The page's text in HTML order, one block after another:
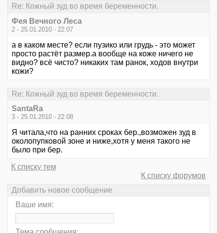
Re: Кожный зуд во время беременности.
Фея Вечного Леса
2 - 25.01.2010 - 22:07
а в каком месте? если пузико или грудь - это может
просто растёт размер.а вообще на коже ничего не
видно? всё чисто? никаких там ранок, ходов внутри
кожи?
Re: Кожный зуд во время беременности.
SantaRa
3 - 25.01.2010 - 22:08
Я читала,что на ранних сроках бер.,возможен зуд в
околопупковой зоне и ниже,хотя у меня такого не
было при бер.
К списку тем
К списку форумов
Добавить новое сообщение
Ваше имя: